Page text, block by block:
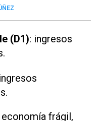
(D1): ingresos
frágil,